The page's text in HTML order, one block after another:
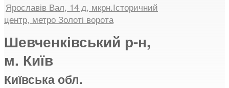
Ярославів Вал, 14 д, мкрн.Історичний
центр, метро Золоті ворота
Шевченківський р-н,
м. Київ
Київська обл.